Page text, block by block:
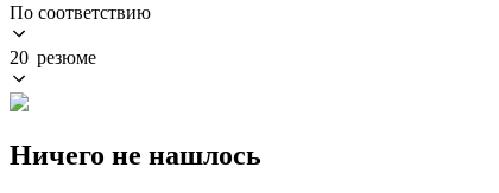
По соответствию
20 резюме
Ничего не нашлось